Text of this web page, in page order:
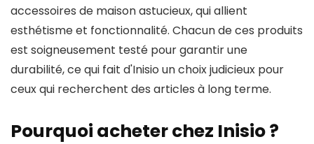
accessoires de maison astucieux, qui allient
esthétisme et fonctionnalité. Chacun de ces produits
est soigneusement testé pour garantir une
durabilité, ce qui fait d'Inisio un choix judicieux pour
ceux qui recherchent des articles à long terme.
Pourquoi acheter chez Inisio ?